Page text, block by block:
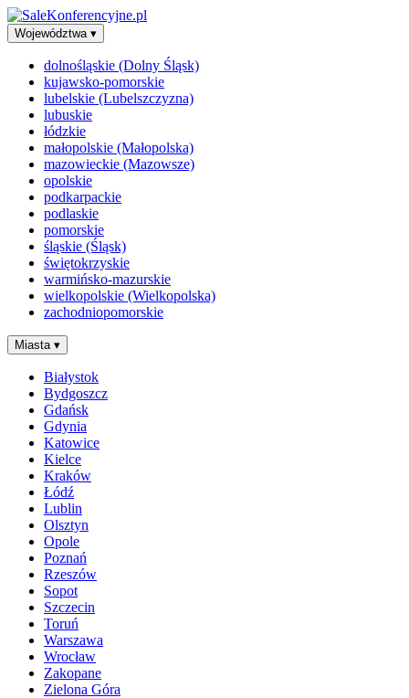
Województwa ▾
dolnośląskie (Dolny Śląsk)
kujawsko-pomorskie
lubelskie (Lubelszczyzna)
lubuskie
łódzkie
małopolskie (Małopolska)
mazowieckie (Mazowsze)
opolskie
podkarpackie
podlaskie
pomorskie
śląskie (Śląsk)
świętokrzyskie
warmińsko-mazurskie
wielkopolskie (Wielkopolska)
zachodniopomorskie
Miasta ▾
Białystok
Bydgoszcz
Gdańsk
Gdynia
Katowice
Kielce
Kraków
Łódź
Lublin
Olsztyn
Opole
Poznań
Rzeszów
Sopot
Szczecin
Toruń
Warszawa
Wrocław
Zakopane
Zielona Góra